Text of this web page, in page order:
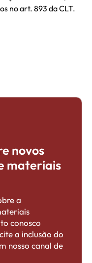
no art. 893 da CLT.
novos
materiais
a
conosco
a inclusão do
nosso canal de